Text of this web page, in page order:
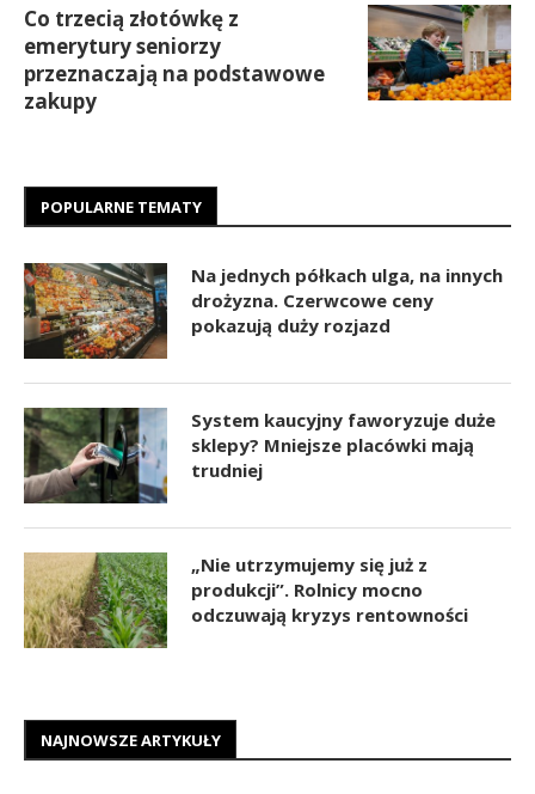
Co trzecią złotówkę z
emerytury seniorzy
przeznaczają na podstawowe
zakupy
POPULARNE TEMATY
Na jednych półkach ulga, na innych
drożyzna. Czerwcowe ceny
pokazują duży rozjazd
System kaucyjny faworyzuje duże
sklepy? Mniejsze placówki mają
trudniej
„Nie utrzymujemy się już z
produkcji”. Rolnicy mocno
odczuwają kryzys rentowności
NAJNOWSZE ARTYKUŁY